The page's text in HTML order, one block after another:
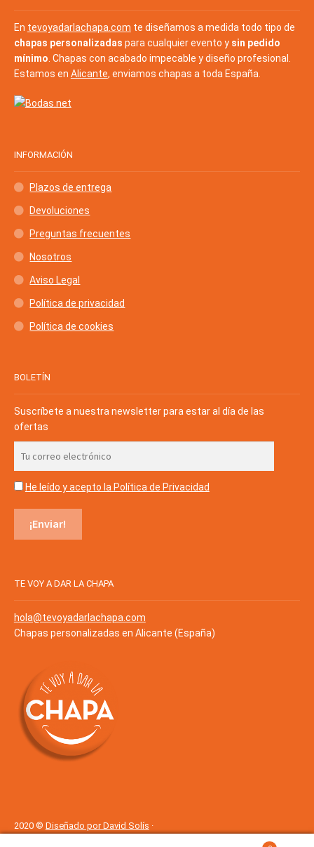
En tevoyadarlachapa.com te diseñamos a medida todo tipo de
chapas personalizadas para cualquier evento y sin pedido
mínimo. Chapas con acabado impecable y diseño profesional.
Estamos en Alicante, enviamos chapas a toda España.
INFORMACIÓN
Plazos de entrega
Devoluciones
Preguntas frecuentes
Nosotros
Aviso Legal
Política de privacidad
Política de cookies
BOLETÍN
Suscríbete a nuestra newsletter para estar al día de las
ofertas
He leído y acepto la Política de Privacidad
TE VOY A DAR LA CHAPA
hola@tevoyadarlachapa.com
Chapas personalizadas en Alicante (España)
2020 © Diseñado por David Solís ·